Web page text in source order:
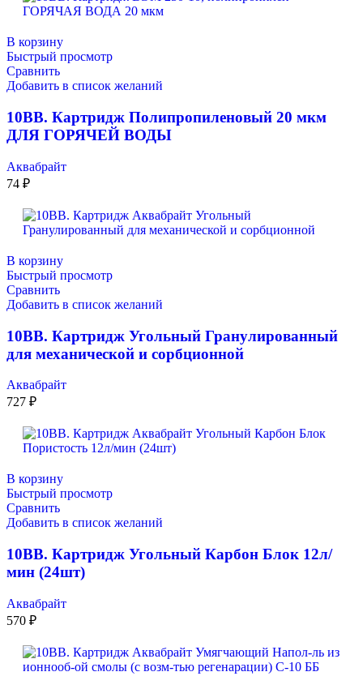
В корзину
Быстрый просмотр
Сравнить
Добавить в список желаний
10ВВ. Картридж Полипропиленовый 20 мкм
ДЛЯ ГОРЯЧЕЙ ВОДЫ
Аквабрайт
74 ₽
В корзину
Быстрый просмотр
Сравнить
Добавить в список желаний
10ВВ. Картридж Угольный Гранулированный
для механической и сорбционной
Аквабрайт
727 ₽
В корзину
Быстрый просмотр
Сравнить
Добавить в список желаний
10ВВ. Картридж Угольный Карбон Блок 12л/
мин (24шт)
Аквабрайт
570 ₽